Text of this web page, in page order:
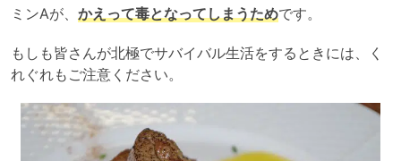
ミンAが、 かえって毒となってしまうためです。
もしも皆さんが北極でサバイバル生活をするときには、く
れぐれもご注意ください。